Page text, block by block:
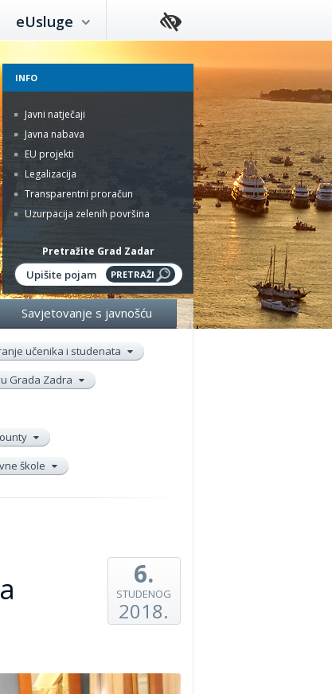
eUsluge
INFO
Javni natječaji
Javna nabava
EU projekti
Legalizacija
Transparentni proračun
Uzurpacija zelenih površina
Pretražite Grad Zadar
Savjetovanje s javnošću
učenika i studenata
Grada Zadra
škole
6.
STUDENOG
2018.